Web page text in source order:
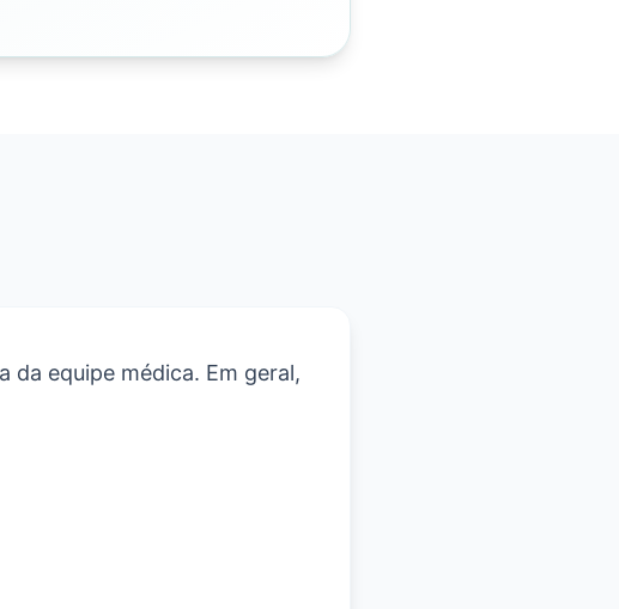
da equipe médica. Em geral,